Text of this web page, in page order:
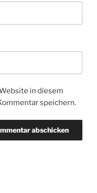
in diesem
speichern.